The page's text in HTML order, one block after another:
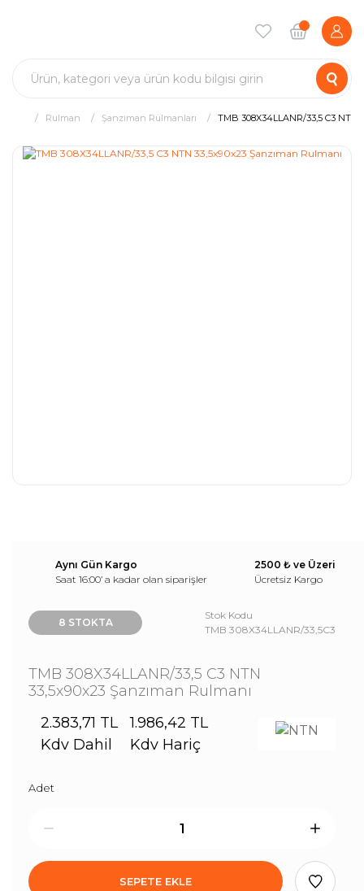
Rulman Şanzıman Rulmanları TMB 308X34LLANR/33,5 C3 NTN
Aynı Gün Kargo
Saat 16:00’ a kadar olan siparişler
2500 ₺ ve Üzeri
Ücretsiz Kargo
8 STOKTA
Stok Kodu
TMB 308X34LLANR/33,5C3
TMB 308X34LLANR/33,5 C3 NTN
33,5x90x23 Şanzıman Rulmanı
2.383,71 TL
Kdv Dahil
1.986,42 TL
Kdv Hariç
Adet
SEPETE EKLE